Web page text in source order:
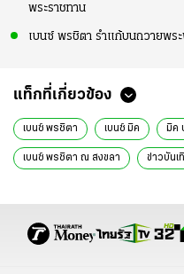
พระราชทาน
เบนซ์ พรชิตา รำแก้บนถวายพร
แท็กที่เกี่ยวข้อง
เบนซ์ พรชิตา เบนซ์ มิค มิค
เบนซ์ พรชิตา ณ สงขลา ข่าวบันเ